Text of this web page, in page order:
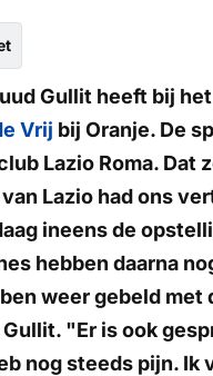
Gullit heeft bij
Vrij bij Oranje. De
Lazio Roma.
Lazio had ons
ineens de
hebben daarna
weer gebeld
"Er is ook
nog steeds pijn.